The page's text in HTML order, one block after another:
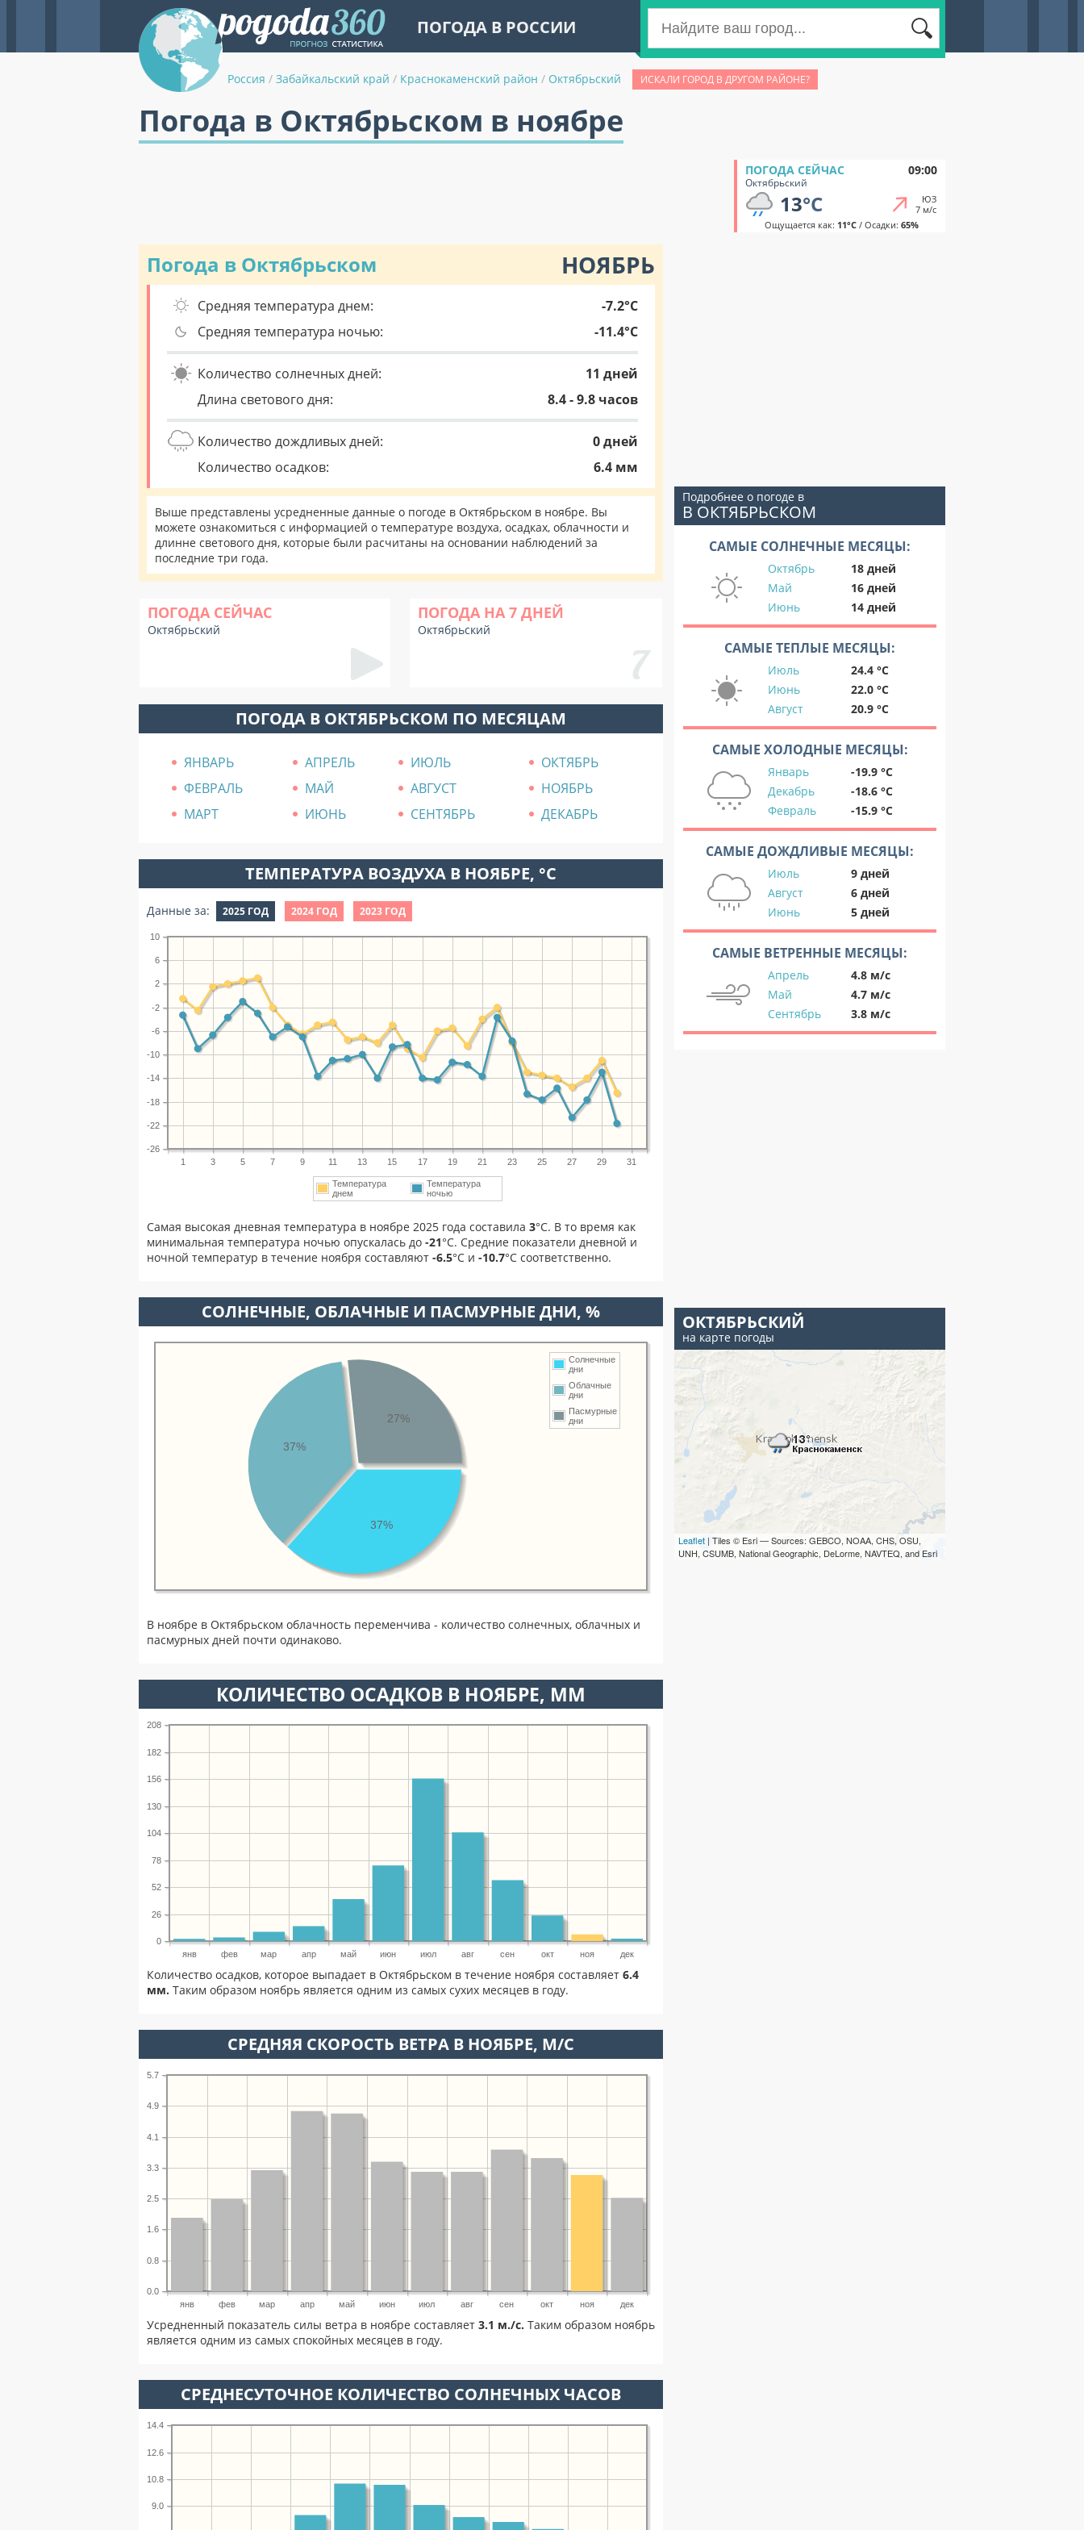
ПОГОДА В РОССИИ
Россия / Забайкальский край / Краснокаменский район / Октябрьский ИСКАЛИ ГОРОД В ДРУГОМ РАЙОНЕ?
Погода в Октябрьском в ноябре
ПОГОДА СЕЙЧАС 09:00
Октябрьский
13°C
ЮЗ
7 м/с
Ощущается как: 11°C/ Осадки: 65%
Погода в Октябрьском НОЯБРЬ
Средняя температура днем:
-7.2°C
Средняя температура ночью:
-11.4°C
Количество солнечных дней:
11 дней
Длина светового дня:
8.4 - 9.8 часов
Количество дождливых дней:
0 дней
Количество осадков:
6.4 мм
Выше представлены усредненные данные о погоде в Октябрьском в ноябре. Вы
можете ознакомиться с информацией о температуре воздуха, осадках, облачности и
длинне светового дня, которые были расчитаны на основании наблюдений за
последние три года.
ПОГОДА СЕЙЧАС
Октябрьский
ПОГОДА НА 7 ДНЕЙ
Октябрьский
ПОГОДА В ОКТЯБРЬСКОМ ПО МЕСЯЦАМ
ЯНВАРЬ АПРЕЛЬ ИЮЛЬ
ОКТЯБРЬ
ФЕВРАЛЬ
МАЙ АВГУСТ
НОЯБРЬ
МАРТ
ИЮНЬ СЕНТЯБРЬ ДЕКАБРЬ
ТЕМПЕРАТУРА ВОЗДУХА В НОЯБРЕ, °C
Данные за: 2025 ГОД 2024 ГОД 2023 ГОД
1 3 5 7 9 11 13 15 17 19 21 23 25 27 29 31
-26
-22
-18
-14
-10
-6
-2
2
6
10
Температура
днем
Температура
ночью
Самая высокая дневная температура в ноябре 2025 года составила 3°С. В то время как
минимальная температура ночью опускалась до -21°C. Средние показатели дневной и
ночной температур в течение ноября составляют -6.5°С и -10.7°С соответственно.
CОЛНЕЧНЫЕ, ОБЛАЧНЫЕ И ПАСМУРНЫЕ ДНИ, %
Солнечные
дни
Облачные
дни
Пасмурные
дни
37%
37%
27%
В ноябре в Октябрьском облачность переменчива - количество солнечных, облачных и
пасмурных дней почти одинаково.
КОЛИЧЕСТВО ОСАДКОВ В НОЯБРЕ, ММ
янв фев мар апр май июн июл авг сен окт ноя дек
0
26
52
78
104
130
156
182
208
Количество осадков, которое выпадает в Октябрьском в течение ноября составляет 6.4
мм. Таким образом ноябрь является одним из самых сухих месяцев в году.
СРЕДНЯЯ СКОРОСТЬ ВЕТРА В НОЯБРЕ, М/С
янв фев мар апр май июн июл авг сен окт ноя дек
0.0
0.8
1.6
2.5
3.3
4.1
4.9
5.7
Усредненный показатель силы ветра в ноябре составляет 3.1 м./с. Таким образом ноябрь
является одним из самых спокойных месяцев в году.
СРЕДНЕСУТОЧНОЕ КОЛИЧЕСТВО СОЛНЕЧНЫХ ЧАСОВ
9.0
10.8
12.6
14.4
Подробнее о погоде в
В ОКТЯБРЬСКОМ
САМЫЕ СОЛНЕЧНЫЕ МЕСЯЦЫ:
Октябрь
18 дней
Май
16 дней
Июнь
14 дней
САМЫЕ ТЕПЛЫЕ МЕСЯЦЫ:
Июль
24.4 °C
Июнь
22.0 °C
Август
20.9 °C
САМЫЕ ХОЛОДНЫЕ МЕСЯЦЫ:
Январь
-19.9 °C
Декабрь
-18.6 °C
Февраль
-15.9 °C
САМЫЕ ДОЖДЛИВЫЕ МЕСЯЦЫ:
Июль
9 дней
Август
6 дней
Июнь
5 дней
САМЫЕ ВЕТРЕННЫЕ МЕСЯЦЫ:
Апрель
4.8 м/с
Май
4.7 м/с
Сентябрь
3.8 м/с
ОКТЯБРЬСКИЙ
на карте погоды
Leaflet | Tiles © Esri — Sources: GEBCO, NOAA, CHS, OSU,
UNH, CSUMB, National Geographic, DeLorme, NAVTEQ, and Esri